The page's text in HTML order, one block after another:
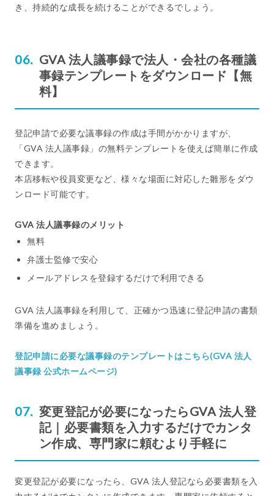
き、持続的な成長を続けることができるでしょう。
GVA 法人議事録で法人・会社の各種議
事録テンプレートをダウンロード【無
料】
登記申請で必要な議事録の作成は手間がかかりますが、
「GVA 法人議事録」の無料テンプレートを使えば簡単に作成
できます。
本店移転や役員変更など、様々な場面に対応した雛形をダウ
ンロード可能です。
GVA 法人議事録のメリット
無料
弁護士監修で安心
メールアドレスを登録するだけで利用できる
GVA 法人議事録を利用して、正確かつ迅速に登記申請の書類
準備を進めましょう。
登記申請に必要な議事録のテンプレートはこちら(GVA 法人
議事録 公式ホームページ)
変更登記が必要になったらGVA 法人登
記｜必要書類を入力するだけでカンタ
ン作成、専門家に頼むより手軽に
変更登記が必要になったら、GVA 法人登記なら必要書類を入